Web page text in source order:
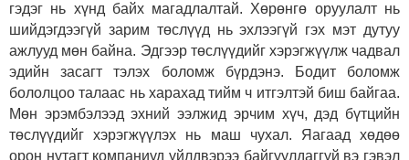
гэдэг нь хүнд байх магадлалтай. Хөрөнгө оруулалт нь
шийдэгдээгүй зарим төслүүд нь эхлээгүй гэх мэт дутуу
ажлууд мөн байна. Эдгээр төслүүдийг хэрэгжүүлж чадвал
эдийн засагт тэлэх боломж бүрдэнэ. Бодит боломж
бололцоо талаас нь харахад тийм ч итгэлтэй биш байгаа.
Мөн эрэмбэлээд эхний ээлжид эрчим хүч, дэд бүтцийн
төслүүдийг хэрэгжүүлэх нь маш чухал. Яагаад хөдөө
орон нутагт компаниуд үйлдвэрээ байгуулдаггүй вэ гэвэл